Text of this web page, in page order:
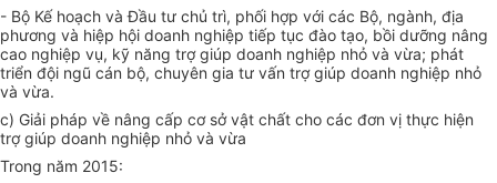
- Bộ Kế hoạch và Đầu tư chủ trì, phối hợp với các Bộ, ngành, địa
phương và hiệp hội doanh nghiệp tiếp tục đào tạo, bồi dưỡng nâng
cao nghiệp vụ, kỹ năng trợ giúp doanh nghiệp nhỏ và vừa; phát
triển đội ngũ cán bộ, chuyên gia tư vấn trợ giúp doanh nghiệp nhỏ
và vừa.
c) Giải pháp về nâng cấp cơ sở vật chất cho các đơn vị thực hiện
trợ giúp doanh nghiệp nhỏ và vừa
Trong năm 2015: